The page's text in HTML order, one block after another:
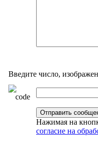
Введите число,
Нажимая на
согласие на